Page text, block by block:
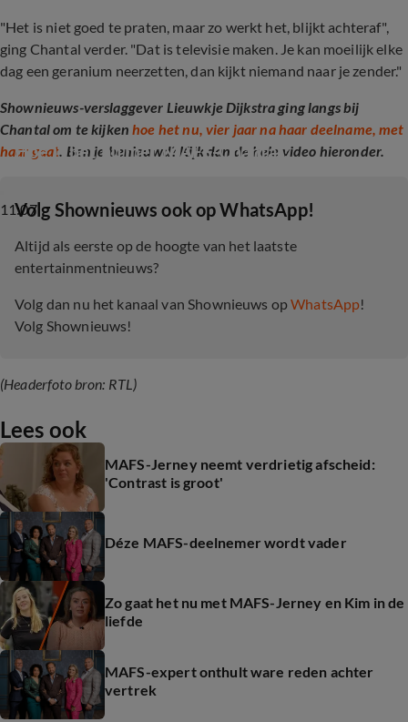
"Het is niet goed te praten, maar zo werkt het, blijkt achteraf",
ging Chantal verder. "Dat is televisie maken. Je kan moeilijk elke
dag een geranium neerzetten, dan kijkt niemand naar je zender."
Shownieuws-verslaggever Lieuwkje Dijkstra ging langs bij
Chantal om te kijkenhoe het nu, vier jaar na haar deelname, met
haar gaat. Ben je benieuwd? Kijk dan de hele video hieronder.
11:07
Hoe is het nu met MAFS-Chantal?
‎Volg Shownieuws ook op WhatsApp!
Altijd als eerste op de hoogte van het laatste
entertainmentnieuws?
Volg dan nu het kanaal van Shownieuws opWhatsApp!
Volg Shownieuws!
(Headerfoto bron: RTL)
Lees ook
MAFS-Jerney neemt verdrietig afscheid:
'Contrast is groot'
Déze MAFS-deelnemer wordt vader
Zo gaat het nu met MAFS-Jerney en Kim in de
liefde
MAFS-expert onthult ware reden achter
vertrek